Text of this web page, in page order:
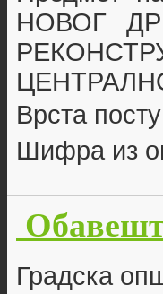
НОВОГ
Врста
Шифра из
Градска